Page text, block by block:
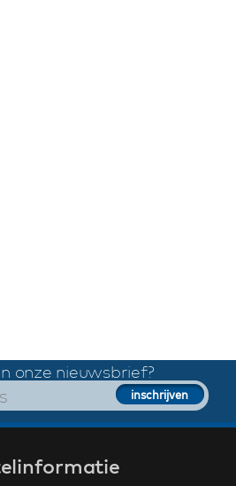
onze nieuwsbrief?